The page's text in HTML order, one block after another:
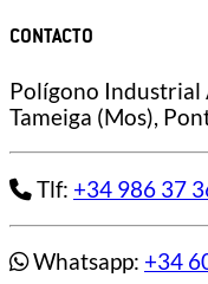
CONTACTO
Polígono Industrial
Tameiga (Mos),
Tlf: +34 986 37
Whatsapp: +34